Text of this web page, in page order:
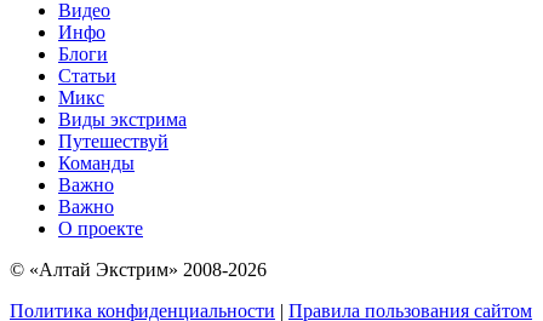
Видео
Инфо
Блоги
Статьи
Микс
Виды экстрима
Путешествуй
Команды
Важно
Важно
О проекте
© «Алтай Экстрим» 2008-2026
Политика конфиденциальности | Правила пользования сайтом